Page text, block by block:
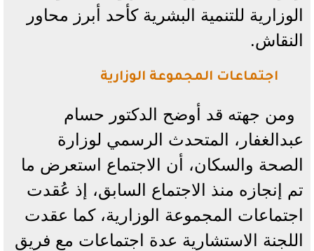
الوزارية للتنمية البشرية كأحد أبرز محاور
النقاش.
اجتماعات المجموعة الوزارية
ومن جهته قد أوضح الدكتور حسام
عبدالغفار، المتحدث الرسمي لوزارة
الصحة والسكان، أن الاجتماع استعرض ما
تم إنجازه منذ الاجتماع السابق، إذ عُقدت
اجتماعات المجموعة الوزارية، كما عقدت
اللجنة الاستشارية عدة اجتماعات مع فريق